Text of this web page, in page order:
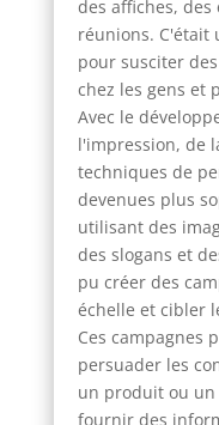
des affiches, des
réunions. C'était
pour susciter
chez les gens et
Avec le
l'impression, de
techniques de
devenues plus
utilisant des
des slogans et
pu créer des
échelle et cibler
Ces campagnes
persuader les
un produit ou
fournir des